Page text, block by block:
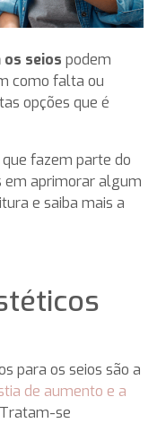
seios podem
como falta ou
opções que é
fazem parte do
em aprimorar algum
e saiba mais a
para os seios são a
de aumento e a
se